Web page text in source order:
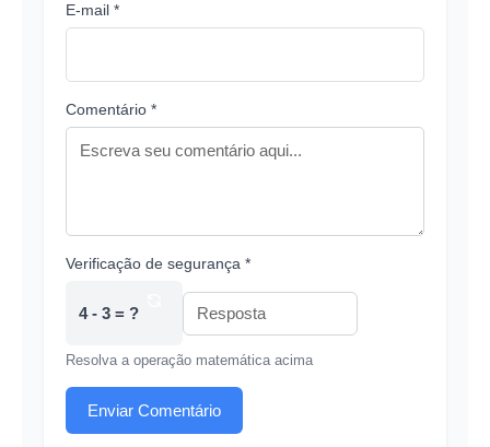
E-mail *
Comentário *
Verificação de segurança *
4 - 3 = ?
Resolva a operação matemática acima
Enviar Comentário